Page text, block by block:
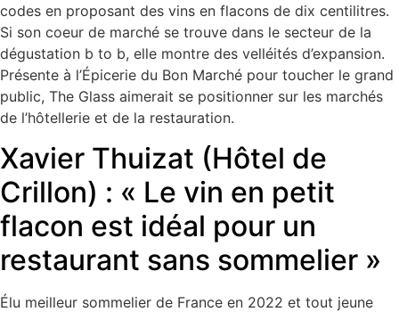
codes en proposant des vins en flacons de dix centilitres.
Si son coeur de marché se trouve dans le secteur de la
dégustation b to b, elle montre des velléités d’expansion.
Présente à l’Épicerie du Bon Marché pour toucher le grand
public, The Glass aimerait se positionner sur les marchés
de l’hôtellerie et de la restauration.
Xavier Thuizat (Hôtel de
Crillon) : « Le vin en petit
flacon est idéal pour un
restaurant sans sommelier »
Élu meilleur sommelier de France en 2022 et tout jeune